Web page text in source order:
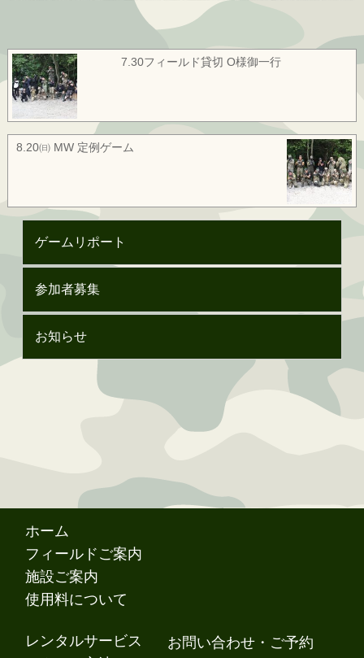
7.30フィールド貸切 O様御一行
8.20㈰ MW 定例ゲーム
ゲームリポート
参加者募集
お知らせ
ホーム
フィールドご案内
施設ご案内
使用料について
レンタルサービス
お問い合わせ・ご予約